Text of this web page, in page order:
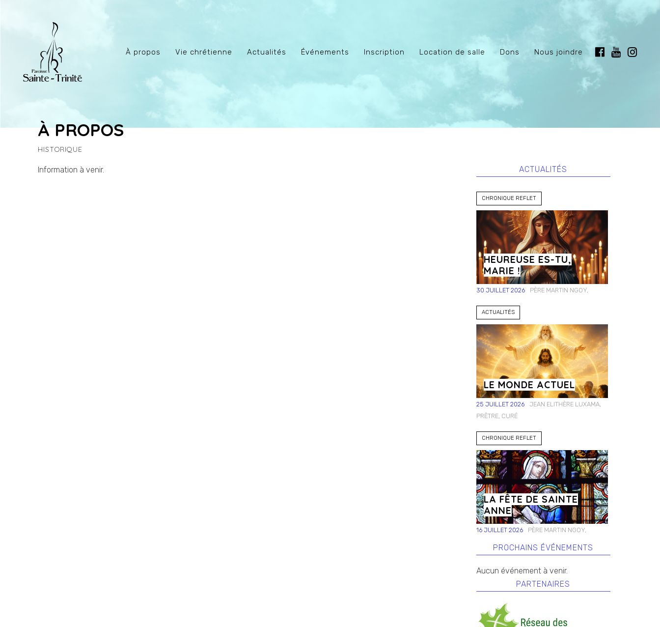
À propos Vie chrétienne Actualités Événements Inscription Location de salle Dons Nous joindre
À PROPOS
HISTORIQUE
Information à venir. ACTUALITÉS
CHRONIQUE REFLET
HEUREUSE ES-TU,
MARIE !
30 JUILLET 2026 PÈRE MARTIN NGOY,
ACTUALITÉS
LE MONDE ACTUEL
25 JUILLET 2026
JEAN ELITHÈRE LUXAMA,
PRÊTRE, CURÉ
CHRONIQUE REFLET
LA FÊTE DE SAINTE
ANNE
16 JUILLET 2026 PÈRE MARTIN NGOY,
PROCHAINS ÉVÉNEMENTS
Aucun événement à venir.
PARTENAIRES